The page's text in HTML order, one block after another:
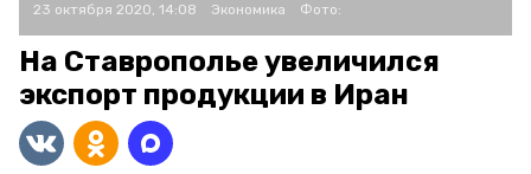
23 октября 2020, 14:08 Экономика Фото:
На Ставрополье увеличился
экспорт продукции в Иран